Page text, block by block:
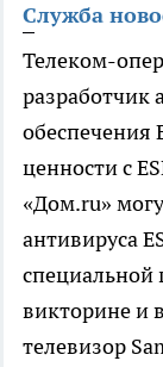
Служба
Телеком-
разработчик
обеспечения
ценности с
«Дом.ru»
антивируса
специальной
викторине и
телевизор